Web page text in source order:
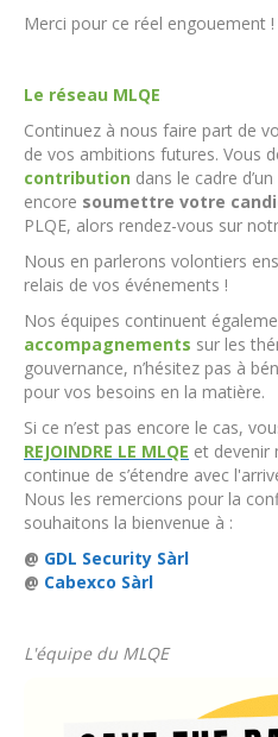
Merci pour ce réel engouement !
Le réseau MLQE
Continuez à nous faire part de
de vos ambitions futures. Vous
contribution dans le cadre
encore soumettre votre
PLQE, alors rendez-vous sur
Nous en parlerons volontiers
relais de vos événements !
Nos équipes continuent
accompagnements sur les
gouvernance, n’hésitez pas à
pour vos besoins en la matière.
Si ce n’est pas encore le cas,
REJOINDRE LE MLQE et devenir
continue de s’étendre avec
Nous les remercions pour la
souhaitons la bienvenue à :
@ GDL Security Sàrl
@ Cabexco Sàrl
L'équipe du MLQE